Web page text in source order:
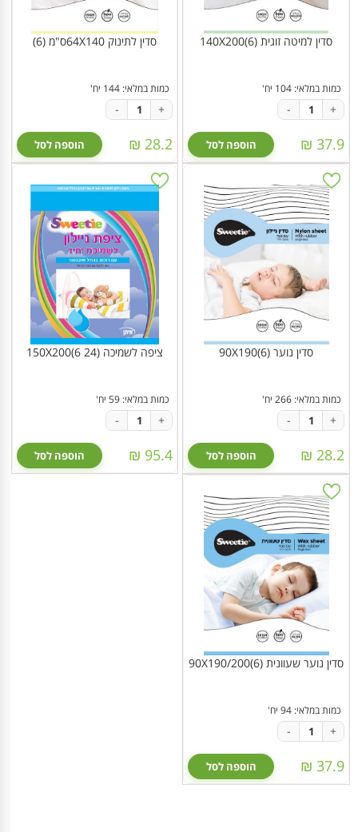
סדין למיטה זוגית 140X200(6)
כמות במלאי: 104 יח'
37.9 ₪
- +
הוספה לסל
סדין לתינוק 64X140ס"מ (6)
כמות במלאי: 144 יח'
28.2 ₪
- +
הוספה לסל
סדין נוער 90X190(6)
כמות במלאי: 266 יח'
28.2 ₪
- +
הוספה לסל
ציפה לשמיכה 150X200(6 24)
כמות במלאי: 59 יח'
95.4 ₪
- +
הוספה לסל
סדין נוער שעוונית 90X190/200(6)
כמות במלאי: 94 יח'
37.9 ₪
- +
הוספה לסל